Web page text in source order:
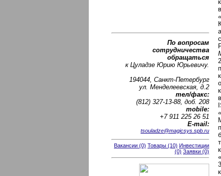
По вопросам
сотрудничества
обращаться
к Цуладзе Юрию Юрьевичу.
194044, Санкт-Петербург
ул. Менделеевская, д.2
тел/факс:
(812) 327-13-88, доб. 208
mobile:
+7 911 225 26 51
Е-mail:
tsouladze@magicsys.spb.ru
Вакансии (0) Товары (10) Инвестиции
(0) Заявки (0)